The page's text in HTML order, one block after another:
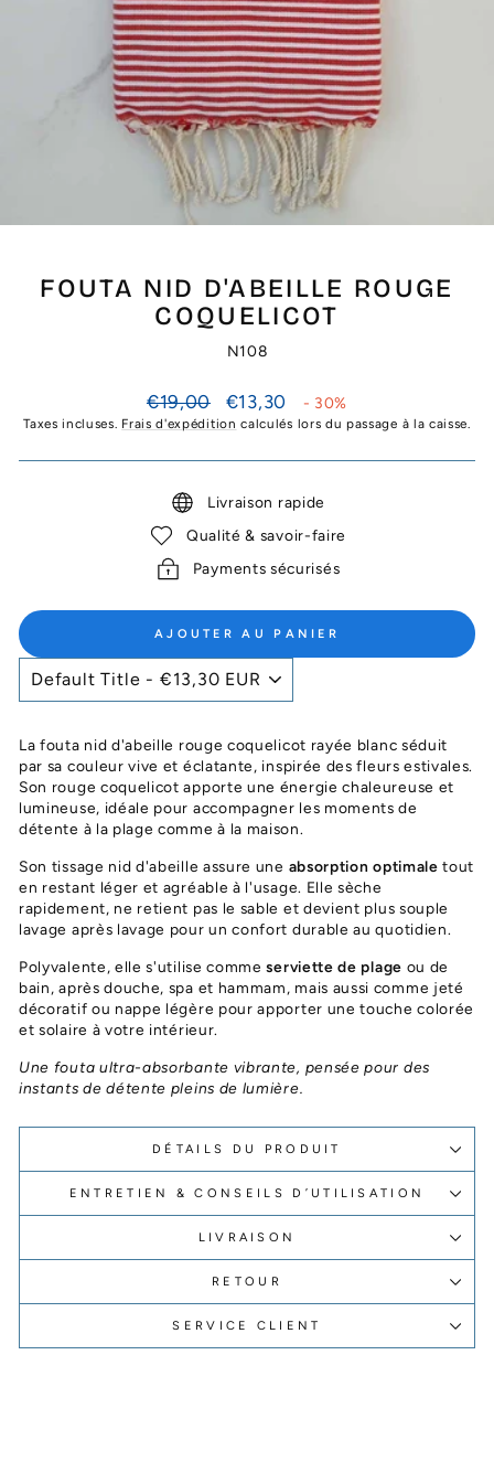
FOUTA NID D'ABEILLE ROUGE
COQUELICOT
N108
Prix
régulier
€19,00
Prix
réduit
€13,30 - 30%
Taxes incluses. Frais d'expédition calculés lors du passage à la caisse.
Livraison rapide
Qualité & savoir-faire
Payments sécurisés
AJOUTER AU PANIER
La fouta nid d'abeille rouge coquelicot rayée blanc séduit
par sa couleur vive et éclatante, inspirée des fleurs estivales.
Son rouge coquelicot apporte une énergie chaleureuse et
lumineuse, idéale pour accompagner les moments de
détente à la plage comme à la maison.
Son tissage nid d'abeille assure une absorption optimale tout
en restant léger et agréable à l'usage. Elle sèche
rapidement, ne retient pas le sable et devient plus souple
lavage après lavage pour un confort durable au quotidien.
Polyvalente, elle s'utilise commeserviette de plage ou de
bain, après douche, spa et hammam, mais aussi comme jeté
décoratif ou nappe légère pour apporter une touche colorée
et solaire à votre intérieur.
Une fouta ultra-absorbante vibrante, pensée pour des
instants de détente pleins de lumière.
DÉTAILS DU PRODUIT
ENTRETIEN & CONSEILS D’UTILISATION
LIVRAISON
RETOUR
SERVICE CLIENT